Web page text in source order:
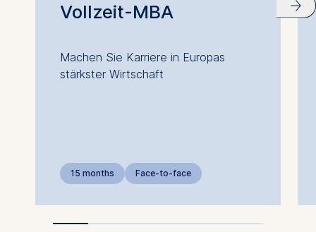
Vollzeit-MBA
Machen Sie Karriere in Europas
stärkster Wirtschaft
15 months Face-to-face